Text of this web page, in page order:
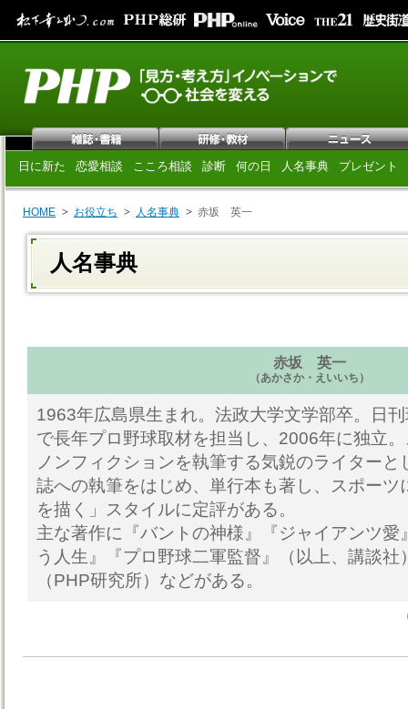
日に新た 恋愛相談 こころ相談 診断 何の日 人名事典 プレゼント
HOME お役立ち 人名事典 赤坂 英一
人名事典
赤坂 英一
（あかさか・えいいち）
1963年広島県生まれ。法政大学文学部卒。日
で長年プロ野球取材を担当し、2006年に独立
ノンフィクションを執筆する気鋭のライター
誌への執筆をはじめ、単行本も著し、スポーツ
を描く」スタイルに定評がある。
主な著作に『バントの神様』『ジャイアンツ愛
う人生』『プロ野球二軍監督』（以上、講談社
（PHP研究所）などがある。